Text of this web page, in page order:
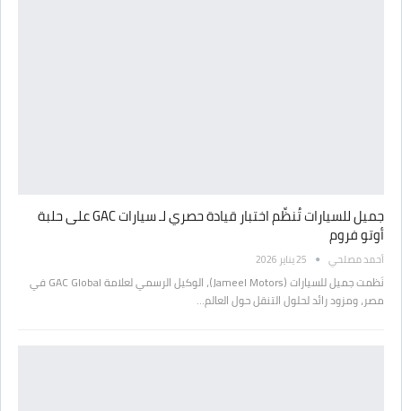
جميل للسيارات تُنظِّم اختبار قيادة حصري لـ سيارات GAC على حلبة
أوتو فروم
أحمد مصلحي 25 يناير 2026
نَظمت جميل للسيارات (Jameel Motors)، الوكيل الرسمي لعلامة GAC Global في
مصر، ومزود رائد لحلول التنقل حول العالم…